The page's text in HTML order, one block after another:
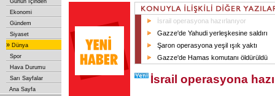
Günün İçinden
Ekonomi
Gündem
Siyaset
» Dünya
Spor
Hava Durumu
Sarı Sayfalar
Ana Sayfa
İsrail operasyona hazırlanıyor
Gazze'de Yahudi yerleşkesine saldırı
Şaron operasyona yeşil ışık yaktı
Gazze'de Hamas komutanı öldürüldü
İsrail operasyona